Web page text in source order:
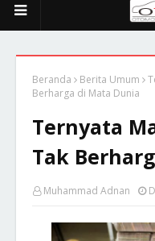
Beranda Berita Umum
Berharga di Mata Dunia
Ternyata
Tak
Muhammad Adnan